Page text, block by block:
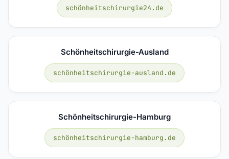
schönheitschirurgie24.de
Schönheitschirurgie-Ausland
schönheitschirurgie-ausland.de
Schönheitschirurgie-Hamburg
schönheitschirurgie-hamburg.de